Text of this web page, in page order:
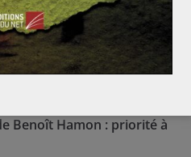
Benoît Hamon : priorité à